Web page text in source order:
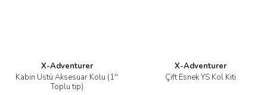
X-Adventurer
Kabin Üstü Aksesuar Kolu (1''
Toplu tip)
X-Adventurer
Çift Esnek YS Kol Kiti